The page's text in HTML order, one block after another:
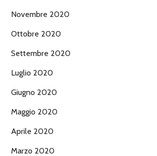
Novembre 2020
Ottobre 2020
Settembre 2020
Luglio 2020
Giugno 2020
Maggio 2020
Aprile 2020
Marzo 2020